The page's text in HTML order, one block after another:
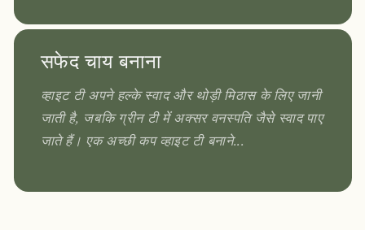
सफेद चाय बनाना
व्हाइट टी अपने हल्के स्वाद और थोड़ी मिठास के लिए जानी
जाती है, जबकि ग्रीन टी में अक्सर वनस्पति जैसे स्वाद पाए
जाते हैं। एक अच्छी कप व्हाइट टी बनाने...